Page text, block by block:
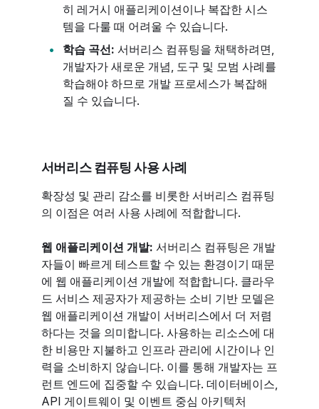
히 레거시 애플리케이션이나 복잡한 시스
템을 다룰 때 어려울 수 있습니다.
학습 곡선: 서버리스 컴퓨팅을 채택하려면,
개발자가 새로운 개념, 도구 및 모범 사례를
학습해야 하므로 개발 프로세스가 복잡해
질 수 있습니다.
서버리스 컴퓨팅 사용 사례
확장성 및 관리 감소를 비롯한 서버리스 컴퓨팅
의 이점은 여러 사용 사례에 적합합니다.
웹 애플리케이션 개발: 서버리스 컴퓨팅은 개발
자들이 빠르게 테스트할 수 있는 환경이기 때문
에 웹 애플리케이션 개발에 적합합니다. 클라우
드 서비스 제공자가 제공하는 소비 기반 모델은
웹 애플리케이션 개발이 서버리스에서 더 저렴
하다는 것을 의미합니다. 사용하는 리소스에 대
한 비용만 지불하고 인프라 관리에 시간이나 인
력을 소비하지 않습니다. 이를 통해 개발자는 프
런트 엔드에 집중할 수 있습니다. 데이터베이스,
API 게이트웨이 및 이벤트 중심 아키텍처